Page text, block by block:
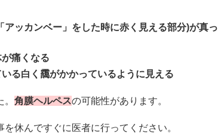
ッカンベー」をした時に赤く見える部分)が真っ
痛くなる
る白く靄がかかっているように見える
角膜ヘルペスの可能性があります。
休んですぐに医者に行ってください。